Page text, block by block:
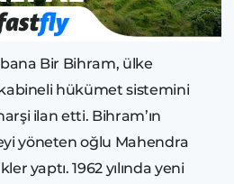
Bir Bihram, ülke
hükümet sistemini
ilan etti. Bihram’ın
yöneten oğlu Mahendra
yaptı. 1962 yılında yeni